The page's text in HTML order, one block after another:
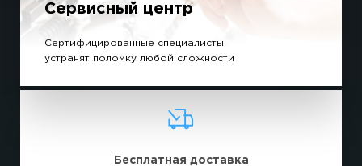
Сервисный центр
Сертифицированные специалисты
устранят поломку любой сложности
Бесплатная доставка